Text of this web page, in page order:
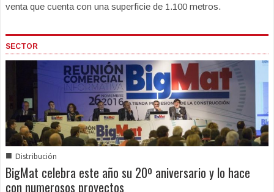
venta que cuenta con una superficie de 1.100 metros.
SECTOR
■ Distribución
BigMat celebra este año su 20º aniversario y lo hace
con numerosos proyectos